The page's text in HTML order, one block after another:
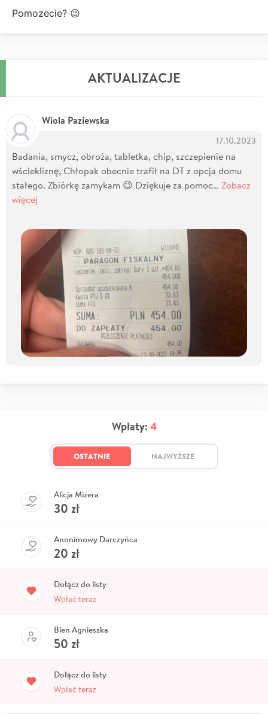
Pomozecie? 😉
AKTUALIZACJE
Wiola Paziewska
17.10.2023
Badania, smycz, obroża, tabletka, chip, szczepienie na
wściekliznę, Chłopak obecnie trafił na DT z opcja domu
stałego. Zbiórkę zamykam 😉 Dziękuje za pomoc… Zobacz
więcej
Wpłaty: 4
OSTATNIE NAJWYŻSZE
Alicja Mizera
30 zł
Anonimowy Darczyńca
20 zł
Dołącz do listy
Wpłać teraz
Bien Agnieszka
50 zł
Dołącz do listy
Wpłać teraz